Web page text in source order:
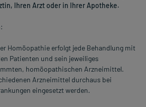
Ihren Arzt oder in Ihrer Apotheke.
Homöopathie erfolgt jede Behandlung mit
Patienten und sein jeweiliges
homöopathischen Arzneimittel.
Arzneimittel durchaus bei
eingesetzt werden.